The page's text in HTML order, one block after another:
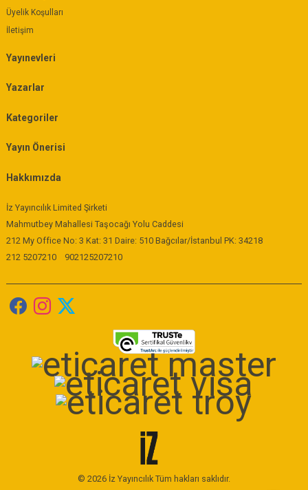
Üyelik Koşulları
İletişim
Yayınevleri
Yazarlar
Kategoriler
Yayın Önerisi
Hakkımızda
İz Yayıncılık Limited Şirketi
Mahmutbey Mahallesi Taşocağı Yolu Caddesi
212 My Office No: 3 Kat: 31 Daire: 510 Bağcılar/İstanbul PK: 34218
212 5207210
902125207210
© 2026 İz Yayıncılık Tüm hakları saklıdır.